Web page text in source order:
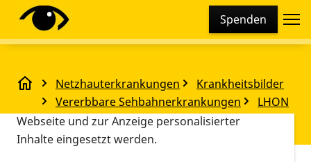
Spenden
Netzhauterkrankungen
Krankheitsbilder
Vererbbare Sehbahnerkrankungen
LHON
Unser Angebot
Unser Angebot
Diese Webseite setzt verschiedene Cookies und
Tracking-Tools ein. Dies beinhaltet Cookies und
technisch notwendig sind, die zu statistischen
Zwecken sowie zur besseren Bedienbarkeit der
Webseite und zur Anzeige personalisierter
Inhalte eingesetzt werden.